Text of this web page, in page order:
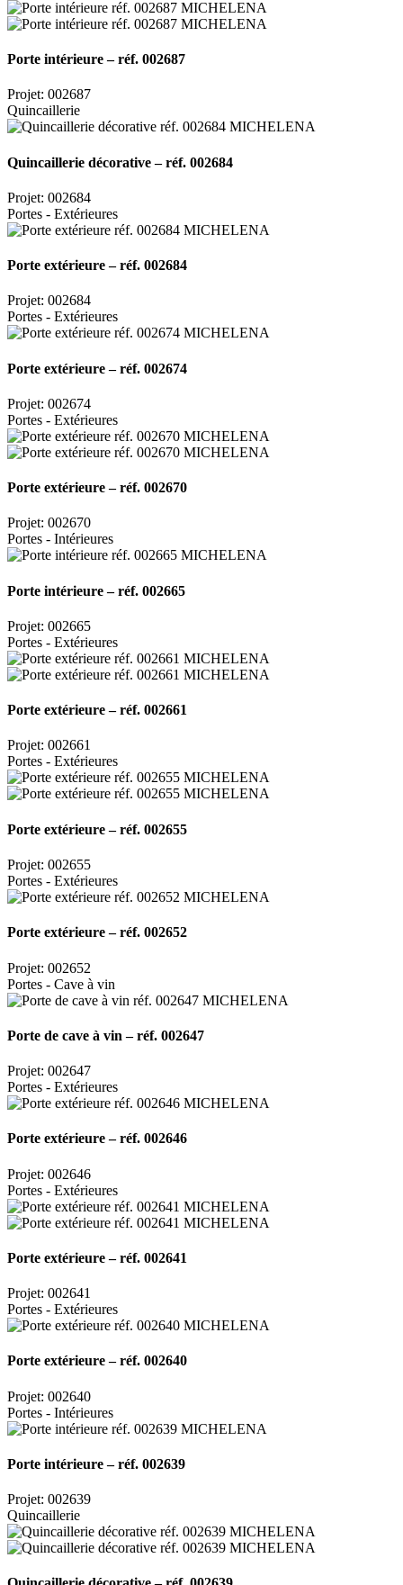
Porte intérieure – réf. 002687
Projet: 002687
Quincaillerie
Quincaillerie décorative – réf. 002684
Projet: 002684
Portes - Extérieures
Porte extérieure – réf. 002684
Projet: 002684
Portes - Extérieures
Porte extérieure – réf. 002674
Projet: 002674
Portes - Extérieures
Porte extérieure – réf. 002670
Projet: 002670
Portes - Intérieures
Porte intérieure – réf. 002665
Projet: 002665
Portes - Extérieures
Porte extérieure – réf. 002661
Projet: 002661
Portes - Extérieures
Porte extérieure – réf. 002655
Projet: 002655
Portes - Extérieures
Porte extérieure – réf. 002652
Projet: 002652
Portes - Cave à vin
Porte de cave à vin – réf. 002647
Projet: 002647
Portes - Extérieures
Porte extérieure – réf. 002646
Projet: 002646
Portes - Extérieures
Porte extérieure – réf. 002641
Projet: 002641
Portes - Extérieures
Porte extérieure – réf. 002640
Projet: 002640
Portes - Intérieures
Porte intérieure – réf. 002639
Projet: 002639
Quincaillerie